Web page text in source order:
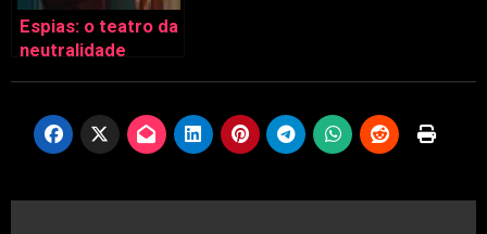
Espias: o teatro da
neutralidade